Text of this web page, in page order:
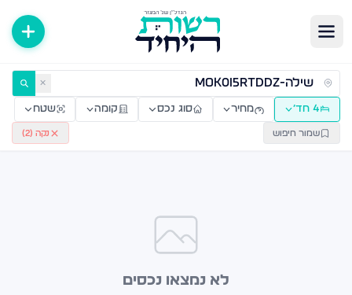
דירות למכירה ולהשכרה — רשות היחיד ✕
4 חד׳ מחיר סוג נכס קומה שטח
שמור חיפוש נקה (2
)
לא נמצאו נכסים